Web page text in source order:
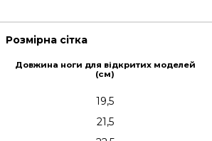
Розмірна сітка
Довжина ноги для відкритих моделей
(см)
19,5
21,5